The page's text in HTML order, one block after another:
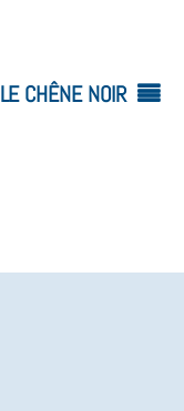
LE CHÊNE NOIR